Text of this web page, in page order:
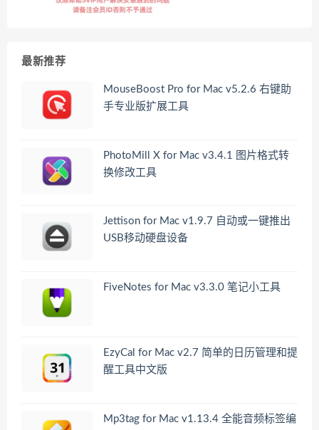
最新推荐
MouseBoost Pro for Mac v5.2.6 右键助
手专业版扩展工具
PhotoMill X for Mac v3.4.1 图片格式转
换修改工具
Jettison for Mac v1.9.7 自动或一键推出
USB移动硬盘设备
FiveNotes for Mac v3.3.0 笔记小工具
EzyCal for Mac v2.7 简单的日历管理和提
醒工具中文版
Mp3tag for Mac v1.13.4 全能音频标签编